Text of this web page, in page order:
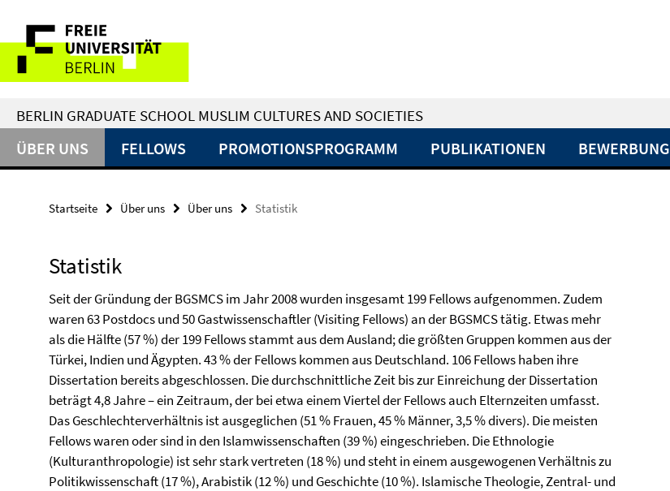
direkt
Inhalt
Service-
Navigation
BERLIN GRADUATE SCHOOL MUSLIM CULTURES AND SOCIETIES
ÜBER UNS FELLOWS PROMOTIONSPROGRAMM PUBLIKATIONEN BEWERBUNG
Startseite Über uns Über uns Statistik
Statistik
Seit der Gründung der BGSMCS im Jahr 2008 wurden insgesamt 199 Fellows aufgenommen. Zudem
waren 63 Postdocs und 50 Gastwissenschaftler (Visiting Fellows) an der BGSMCS tätig. Etwas mehr
als die Hälfte (57 %) der 199 Fellows stammt aus dem Ausland; die größten Gruppen kommen aus der
Türkei, Indien und Ägypten. 43 % der Fellows kommen aus Deutschland. 106 Fellows haben ihre
Dissertation bereits abgeschlossen. Die durchschnittliche Zeit bis zur Einreichung der Dissertation
beträgt 4,8 Jahre – ein Zeitraum, der bei etwa einem Viertel der Fellows auch Elternzeiten umfasst.
Das Geschlechterverhältnis ist ausgeglichen (51 % Frauen, 45 % Männer, 3,5 % divers). Die meisten
Fellows waren oder sind in den Islamwissenschaften (39 %) eingeschrieben. Die Ethnologie
(Kulturanthropologie) ist sehr stark vertreten (18 %) und steht in einem ausgewogenen Verhältnis zu
Politikwissenschaft (17 %), Arabistik (12 %) und Geschichte (10 %). Islamische Theologie, Zentral- und